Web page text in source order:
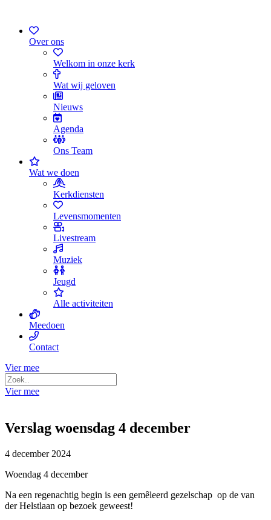
Over ons
Welkom in onze kerk
Wat wij geloven
Nieuws
Agenda
Ons Team
Wat we doen
Kerkdiensten
Levensmomenten
Livestream
Muziek
Jeugd
Alle activiteiten
Meedoen
Contact
Vier mee
Vier mee
Verslag woensdag 4 december
4 december 2024
Woendag 4 december
Na een regenachtig begin is een gemêleerd gezelschap op de van
der Helstlaan op bezoek geweest!